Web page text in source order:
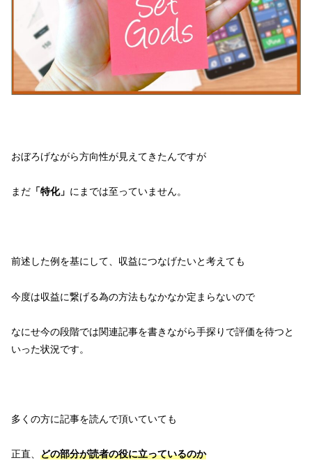
おぼろげながら方向性が見えてきたんですが
まだ 「特化」 にまでは至っていません。
前述した例を基にして、収益につなげたいと考えても
今度は収益に繋げる為の方法もなかなか定まらないので
なにせ今の段階では関連記事を書きながら手探りで評価を待つと
いった状況です。
多くの方に記事を読んで頂いていても
正直、 どの部分が読者の役に立っているのか